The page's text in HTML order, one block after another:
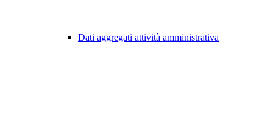
Dati aggregati attività amministrativa